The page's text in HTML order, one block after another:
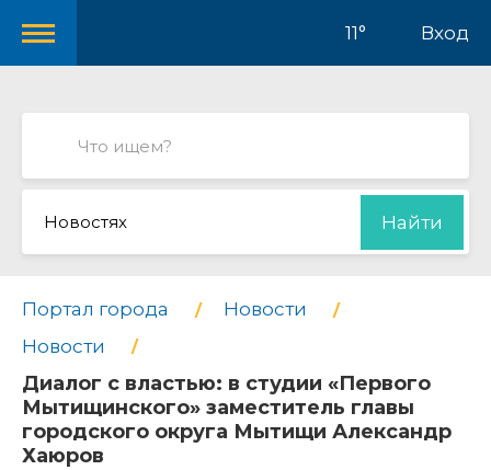
11° Вход
Новостях Найти
Портал города
Новости
Новости
Диалог с властью: в студии «Первого
Мытищинского» заместитель главы
городского округа Мытищи Александр
Хаюров